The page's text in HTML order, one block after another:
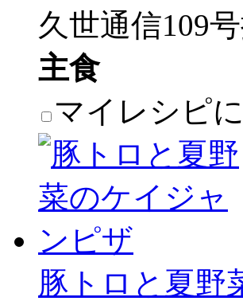
久世通信109
主食
マイレシピ
豚トロと夏野